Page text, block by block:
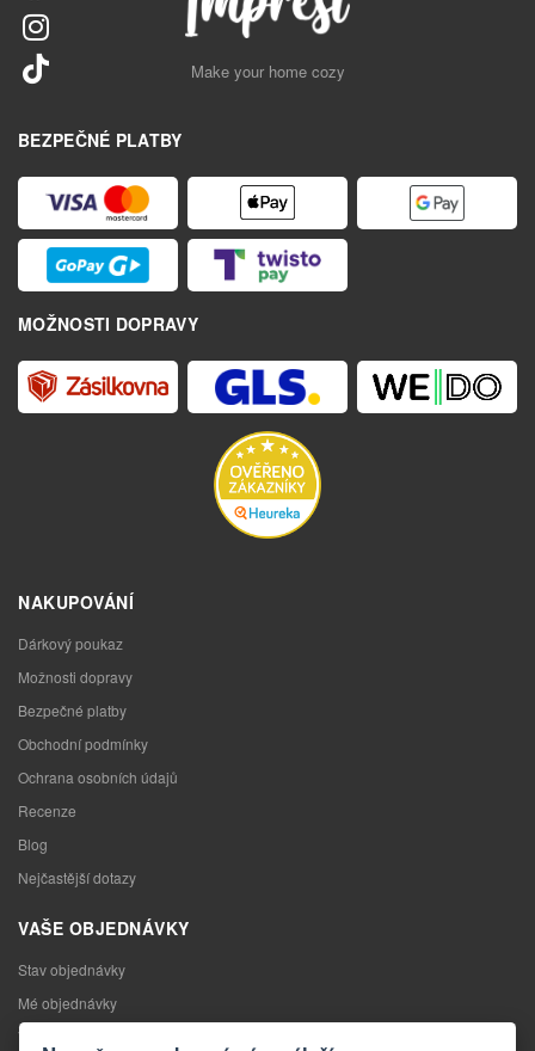
Make your home cozy
BEZPEČNÉ PLATBY
MOŽNOSTI DOPRAVY
NAKUPOVÁNÍ
Dárkový poukaz
Možnosti dopravy
Bezpečné platby
Obchodní podmínky
Ochrana osobních údajů
Recenze
Blog
Nejčastější dotazy
VAŠE OBJEDNÁVKY
Stav objednávky
Mé objednávky
Výměna zboží